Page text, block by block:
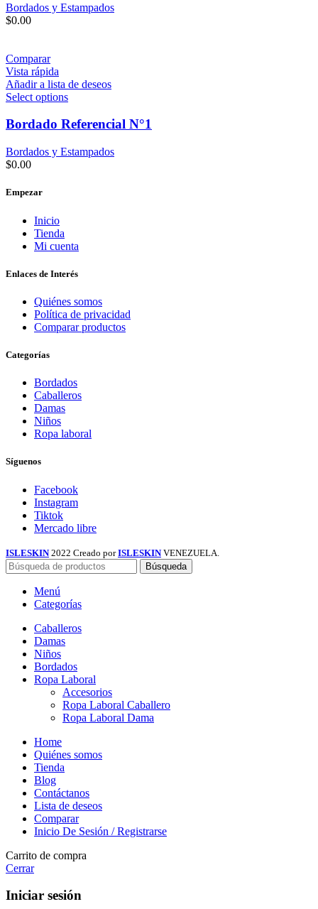
Bordados y Estampados
$0.00
Comparar
Vista rápida
Añadir a lista de deseos
Select options
Bordado Referencial N°1
Bordados y Estampados
$0.00
Empezar
Inicio
Tienda
Mi cuenta
Enlaces de Interés
Quiénes somos
Política de privacidad
Comparar productos
Categorías
Bordados
Caballeros
Damas
Niños
Ropa laboral
Síguenos
Facebook
Instagram
Tiktok
Mercado libre
ISLESKIN 2022 Creado porISLESKINVENEZUELA.
Búsqueda
Menú
Categorías
Caballeros
Damas
Niños
Bordados
Ropa Laboral
Accesorios
Ropa Laboral Caballero
Ropa Laboral Dama
Home
Quiénes somos
Tienda
Blog
Contáctanos
Lista de deseos
Comparar
Inicio De Sesión / Registrarse
Carrito de compra
Cerrar
Iniciar sesión